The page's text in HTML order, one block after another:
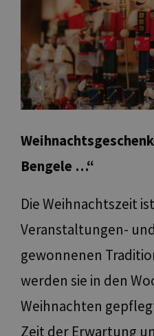
Bengele …“
Die Weihnachtszeit
Veranstaltungen-
gewonnenen
werden sie in den
Weihnachten
Zeit der Erwartung